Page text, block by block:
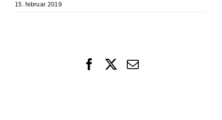
15. februar 2019
FacebookEmail